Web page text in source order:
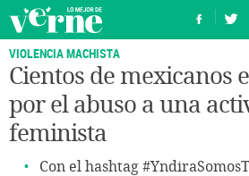
VIOLENCIA MACHISTA
Cientos de mexicanos
por el abuso a una
feminista
Con el hashtag